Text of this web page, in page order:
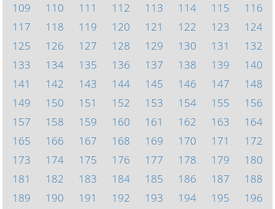
109
110 111 112 113 114 115
116
117
118 119 120 121 122 123
124
125
126 127 128 129 130 131
132
133
134 135 136 137 138 139
140
141
142 143 144 145 146 147
148
149
150 151 152 153 154 155
156
157
158 159 160 161 162 163
164
165
166 167 168 169 170 171
172
173
174 175 176 177 178 179
180
181
182 183 184 185 186 187
188
189
190 191 192 193 194 195
196